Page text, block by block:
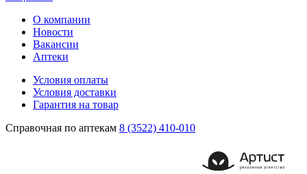
О компании
Новости
Вакансии
Аптеки
Условия оплаты
Условия доставки
Гарантия на товар
Справочная по аптекам 8 (3522) 410-010